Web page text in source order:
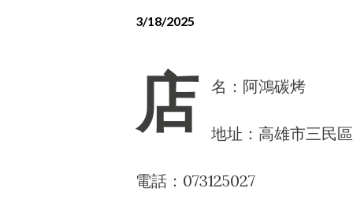
3/18/2025
店 名：阿鴻碳烤
地址：高雄市三民
電話：073125027